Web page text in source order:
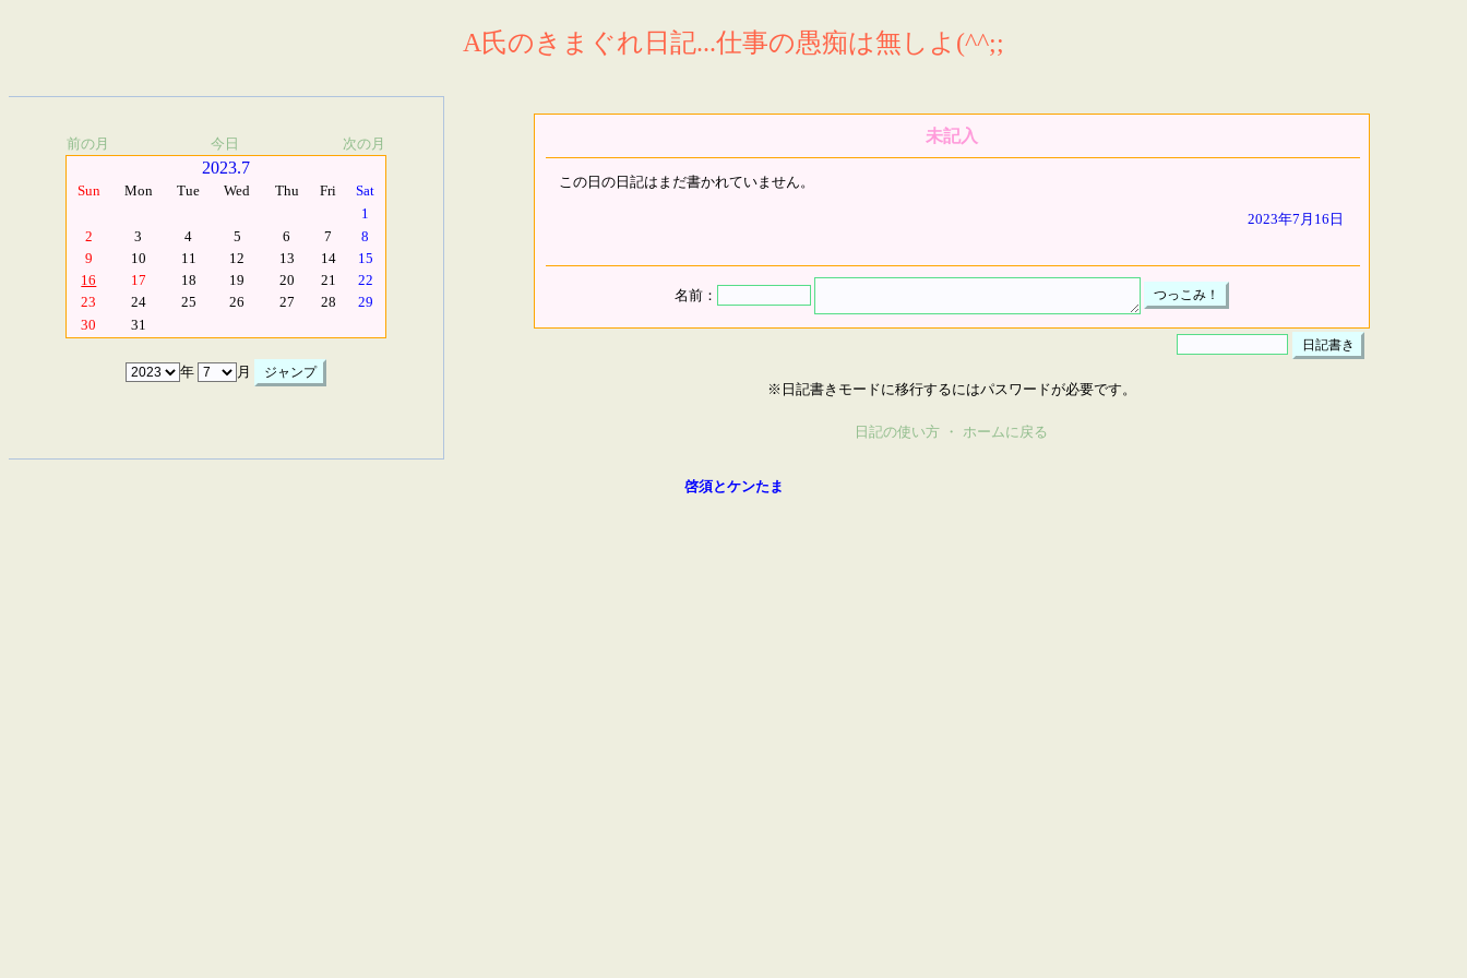
A氏のきまぐれ日記...仕事の愚痴は無しよ(^^;;
前の月 今日 次の月
2023.7
Sun Mon Tue Wed Thu Fri
Sat
1
2
3 4 5 6 7
8
9
10 11 12 13 14
15
16
17 18 19 20 21
22
23
24 25 26 27 28
29
30
31
年 月
未記入
この日の日記はまだ書かれていません。
2023年7月16日
名前：
※日記書きモードに移行するにはパスワードが必要です。
日記の使い方 ・ ホームに戻る
啓須とケンたま